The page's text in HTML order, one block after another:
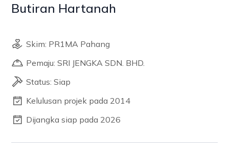
Butiran Hartanah
Skim: PR1MA Pahang
Pemaju: SRI JENGKA SDN. BHD.
Status: Siap
Kelulusan projek pada 2014
Dijangka siap pada 2026